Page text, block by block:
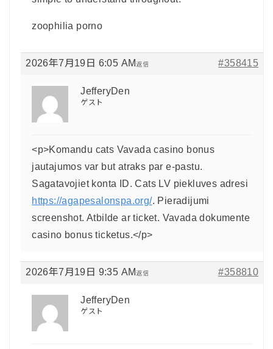
zoophilia porno
2026年7月19日 6:05 AM #358415
返信
JefferyDen
ゲスト
<p>Komandu cats Vavada casino bonus
jautajumos var but atraks par e-pastu.
Sagatavojiet konta ID. Cats LV piekluves adresi
https://agapesalonspa.org/. Pieradijumi
screenshot. Atbilde ar ticket. Vavada dokumente
casino bonus ticketus.</p>
2026年7月19日 9:35 AM #358810
返信
JefferyDen
ゲスト